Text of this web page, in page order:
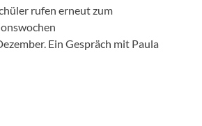
rufen erneut zum
Ein Gespräch mit Paula